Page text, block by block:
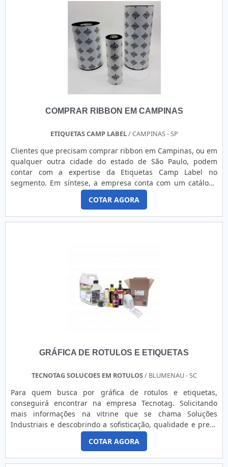
dados para as etiquetas ao ser aquecido. Por conta disso, é
de suma importância que a compra só seja feita em
empresas de amplo conhecimento no segmento. Com o
produto, é possível imprimir etiquetas com máxima
eficiência e produtividade por meio do processo de
transferência térmica, principalmente quando se trata de
impressão de etiquetas BOPP brilhante e poliéster prata.
Apresentando um valor um pouco mais elevado, o modelo
modelo de resina, é possível encontrar ribbons de cera e
etiquetas simples em papel couchê e cartão e o segundo
para impressão de etiquetas com superfícies plásticas ou
BOPP fosco. LUGAR IDEAL PARA COMPRAR RIBBON DE
RESINACom sede em Campinas, mas estendendo sua área
de atuação para todo o estado de São Paulo, a Etiquetas
Camp Label é uma renomada empresa do segmento de
etiquetas e rótulos, se destacando por oferecer soluções de
alta qualidade. Entre em contato, por e-mail ou telefone, e
COMPRAR RIBBON EM CAMPINAS
ETIQUETAS CAMP LABEL/ CAMPINAS - SP
Clientes que precisam comprar ribbon em Campinas, ou em
qualquer outra cidade do estado de São Paulo, podem
contar com a expertise da Etiquetas Camp Label no
segmento. Em síntese, a empresa conta com um catálogo
versátil, com opções eficientes para auxiliar nos processos
de etiquetagem e impressão de rótulos. OS PRINCIPAIS
TIPOS DO PRODUTOFundamentais para a identificação de
produtos e operações logísticas em geral, as etiquetas
impressões em papel couché e papel cartão, consistem em
etiquetas mais simples para uso em identificação de caixas,
documentos, roupas e produtos em geral;Resina: Ideal para
impressão de etiquetas em BOPP brilhante, bem como de
intempéries.É essencial ressaltar, ainda, que os ribbons são
carbono no uso do fax e, por isso, consistem em filmes em
aquecimento térmico. Ademais, é vital que eles assegurem
uma excelente qualidade. O MELHOR LUGAR PARA
COMPRAR RIBBON EM CAMPINASA Etiquetas Camp Label é
uma tradicional empresa do segmento de rótulos e
etiquetas que oferece produtos de alta qualidade para todo
o estado de São Paulo. A empresa oferece etiquetas em
branco para logística, ribbons em cera ou resina e serviços
COTAR AGORA
GRÁFICA DE ROTULOS E ETIQUETAS
TECNOTAG SOLUCOES EM ROTULOS/ BLUMENAU - SC
Para quem busca por gráfica de rotulos e etiquetas,
conseguirá encontrar na empresa Tecnotag. Solicitando
mais informações na vitrine que se chama Soluções
Industriais e descobrindo a sofisticação, qualidade e preço
justo em um só lugar.É importante lembrar que o produto
deve sempre ser adquirido com empresas especializadas
no segmento. Esse tipo de cuidado ajuda a garantir a
COTAR AGORA